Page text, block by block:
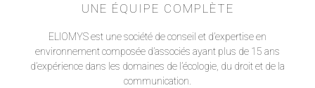
UNE ÉQUIPE COMPLÈTE
ELIOMYS est une société de conseil et d’expertise en
environnement composée d’associés ayant plus de 15 ans
d’expérience dans les domaines de l’écologie, du droit et de la
communication.